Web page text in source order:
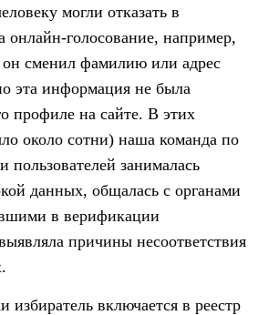
могли отказать в
онлайн-голосование, например,
он сменил фамилию или адрес
эта информация не была
профиле на сайте. В этих
около сотни) наша команда по
пользователей занималась
данных, общалась с органами
в верификации
причины несоответствия
избиратель включается в реестр